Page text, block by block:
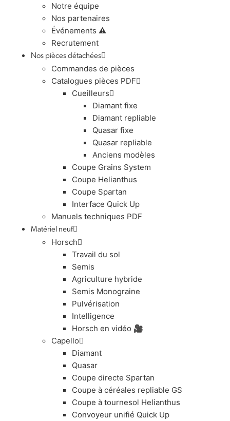
Notre équipe
Nos partenaires
Événements ⚠️
Recrutement
Nos pièces détachées
Commandes de pièces
Catalogues pièces PDF
Cueilleurs
Diamant fixe
Diamant repliable
Quasar fixe
Quasar repliable
Anciens modèles
Coupe Grains System
Coupe Helianthus
Coupe Spartan
Interface Quick Up
Manuels techniques PDF
Matériel neuf
Horsch
Travail du sol
Semis
Agriculture hybride
Semis Monograine
Pulvérisation
Intelligence
Horsch en vidéo 🎥
Capello
Diamant
Quasar
Coupe directe Spartan
Coupe à céréales repliable GS
Coupe à tournesol Helianthus
Convoyeur unifié Quick Up